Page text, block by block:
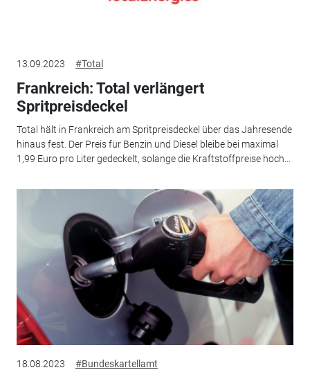
13.09.2023 #Total
Frankreich: Total verlängert
Spritpreisdeckel
Total hält in Frankreich am Spritpreisdeckel über das Jahresende
hinaus fest. Der Preis für Benzin und Diesel bleibe bei maximal
1,99 Euro pro Liter gedeckelt, solange die Kraftstoffpreise hoch...
18.08.2023 #Bundeskartellamt